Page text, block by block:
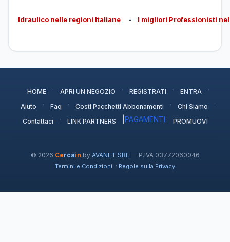
Idraulico nelle regioni Italiane - I migliori Professionisti
HOME · APRI UN NEGOZIO · REGISTRATI · ENTRA ·
Aiuto · Faq · Costi Pacchetti Abbonamenti · Chi Siamo ·
Contattaci · LINK PARTNERS PAGAMENTI· PROMUOVI
© 2026 Cercain by AVANET SRL — P.IVA 03772060046
Termini e Condizioni · Regole sulla Privacy